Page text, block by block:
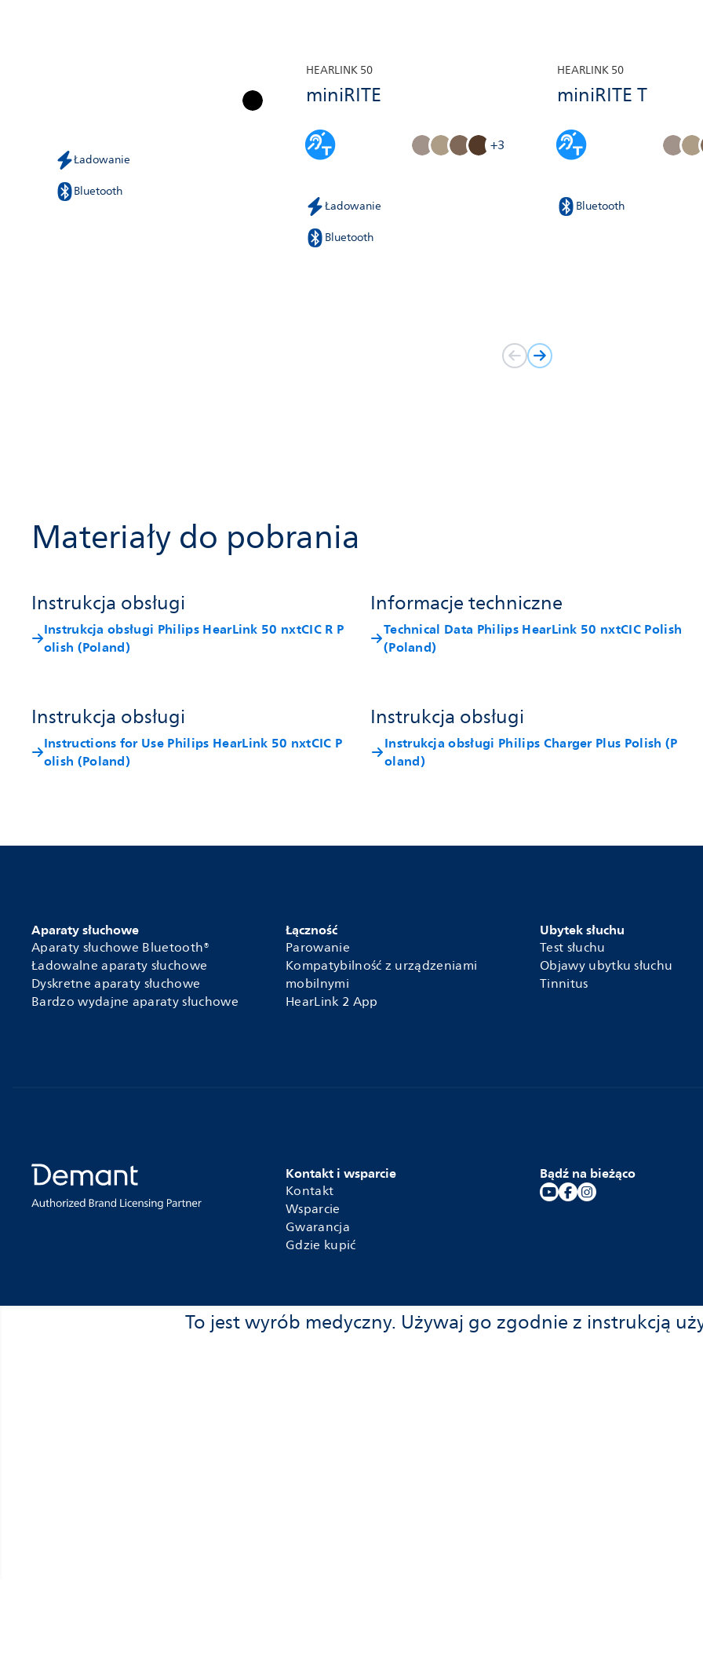
Ładowanie
Bluetooth
HEARLINK 50
miniRITE
+3
Ładowanie
Bluetooth
HEARLINK 50
miniRITE T
Bluetooth
Materiały do pobrania
Instrukcja obsługi
Instrukcja obsługi Philips HearLink 50 nxtCIC R P
olish (Poland)
Informacje techniczne
Technical Data Philips HearLink 50 nxtCIC Polish
(Poland)
Instrukcja obsługi
Instructions for Use Philips HearLink 50 nxtCIC P
olish (Poland)
Instrukcja obsługi
Instrukcja obsługi Philips Charger Plus Polish (P
oland)
Aparaty słuchowe
Aparaty słuchowe Bluetooth®
Ładowalne aparaty słuchowe
Dyskretne aparaty słuchowe
Bardzo wydajne aparaty słuchowe
Łączność
Parowanie
Kompatybilność z urządzeniami
mobilnymi
HearLink 2 App
Ubytek słuchu
Test słuchu
Objawy ubytku słuchu
Tinnitus
Kontakt i wsparcie
Kontakt
Wsparcie
Gwarancja
Gdzie kupić
Bądź na bieżąco
To jest wyrób medyczny. Używaj go zgodnie z instrukcją